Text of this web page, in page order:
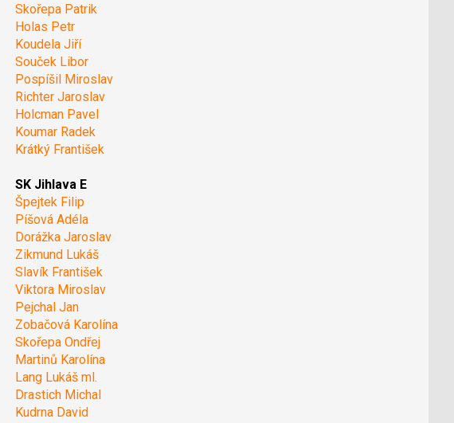
Skořepa Patrik
Holas Petr
Koudela Jiří
Souček Libor
Pospíšil Miroslav
Richter Jaroslav
Holcman Pavel
Koumar Radek
Krátký František
SK Jihlava E
Špejtek Filip
Píšová Adéla
Dorážka Jaroslav
Zikmund Lukáš
Slavík František
Viktora Miroslav
Pejchal Jan
Zobačová Karolína
Skořepa Ondřej
Martinů Karolína
Lang Lukáš ml.
Drastich Michal
Kudrna David